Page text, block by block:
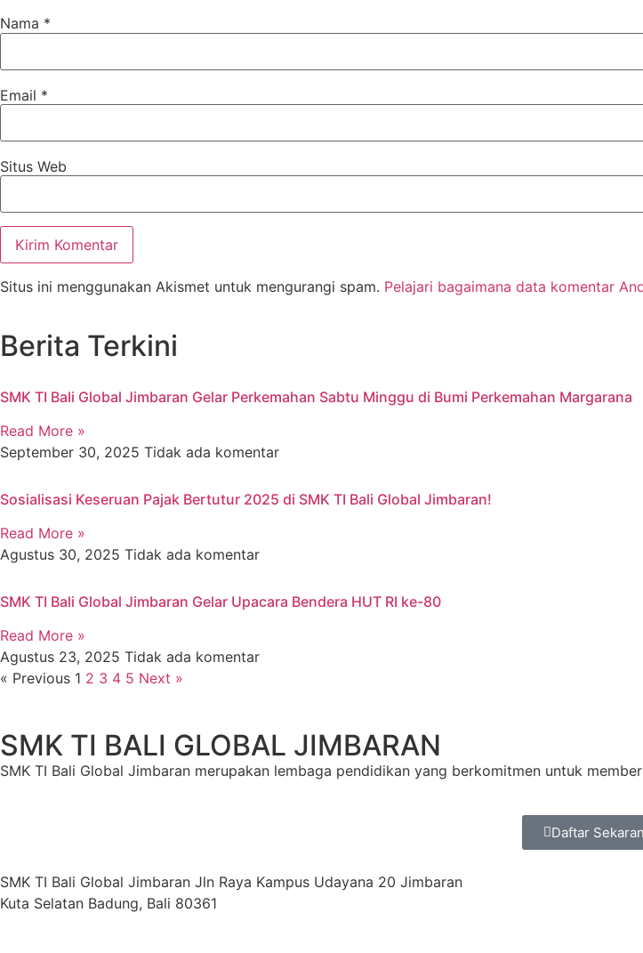
Nama *
Email *
Situs Web
Situs ini menggunakan Akismet untuk mengurangi spam. Pelajari bagaimana data komentar
Berita Terkini
SMK TI Bali Global Jimbaran Gelar Perkemahan Sabtu Minggu di Bumi Perkemahan Margarana
Read More »
September 30, 2025 Tidak ada komentar
Sosialisasi Keseruan Pajak Bertutur 2025 di SMK TI Bali Global Jimbaran!
Read More »
Agustus 30, 2025 Tidak ada komentar
SMK TI Bali Global Jimbaran Gelar Upacara Bendera HUT RI ke-80
Read More »
Agustus 23, 2025 Tidak ada komentar
« Previous 1 2 3 4 5 Next »
SMK TI BALI GLOBAL JIMBARAN
SMK TI Bali Global Jimbaran merupakan lembaga pendidikan yang berkomitmen untuk
Daftar
SMK TI Bali Global Jimbaran Jln Raya Kampus Udayana 20 Jimbaran
Kuta Selatan Badung, Bali 80361